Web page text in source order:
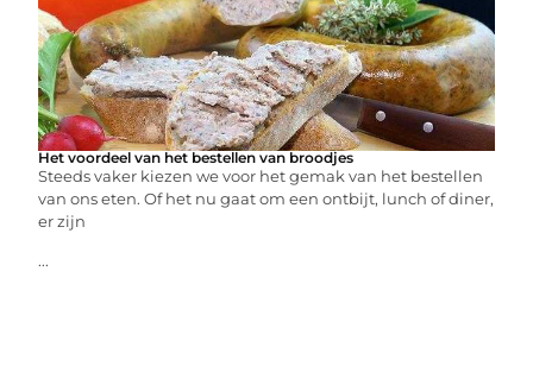
Het voordeel van het bestellen van broodjes
Steeds vaker kiezen we voor het gemak van het bestellen
van ons eten. Of het nu gaat om een ontbijt, lunch of diner,
er zijn
...